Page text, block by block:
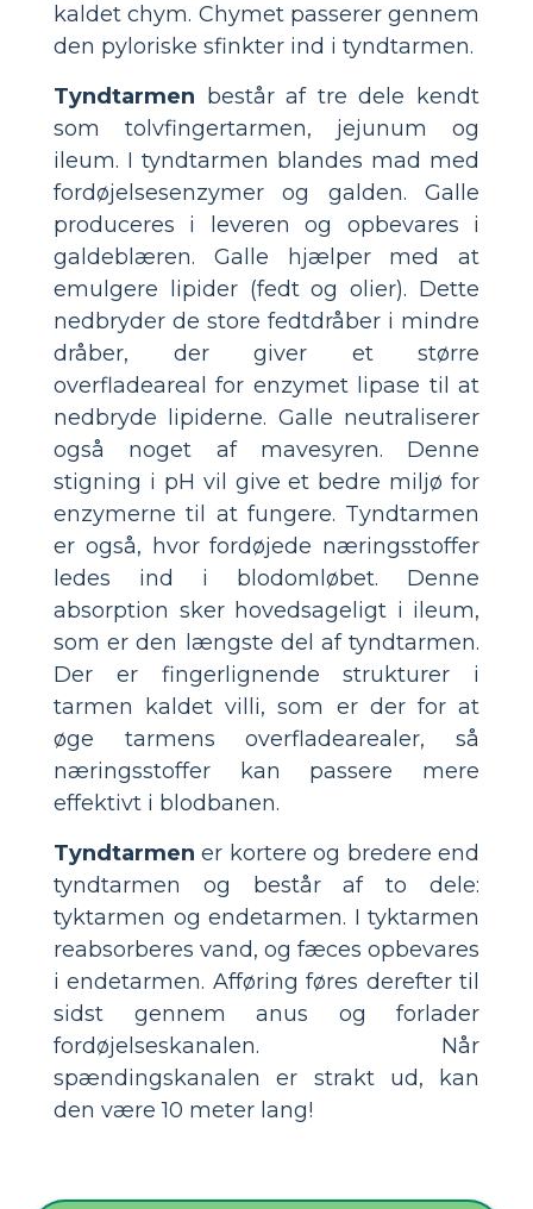
kaldet chym. Chymet passerer gennem
den pyloriske sfinkter ind i tyndtarmen.
Tyndtarmen består af tre dele kendt
som tolvfingertarmen, jejunum og
ileum. I tyndtarmen blandes mad med
fordøjelsesenzymer og galden. Galle
produceres i leveren og opbevares i
galdeblæren. Galle hjælper med at
emulgere lipider (fedt og olier). Dette
nedbryder de store fedtdråber i mindre
dråber, der giver et større
overfladeareal for enzymet lipase til at
nedbryde lipiderne. Galle neutraliserer
også noget af mavesyren. Denne
stigning i pH vil give et bedre miljø for
enzymerne til at fungere. Tyndtarmen
er også, hvor fordøjede næringsstoffer
ledes ind i blodomløbet. Denne
absorption sker hovedsageligt i ileum,
som er den længste del af tyndtarmen.
Der er fingerlignende strukturer i
tarmen kaldet villi, som er der for at
øge tarmens overfladearealer, så
næringsstoffer kan passere mere
effektivt i blodbanen.
Tyndtarmen er kortere og bredere end
tyndtarmen og består af to dele:
tyktarmen og endetarmen. I tyktarmen
reabsorberes vand, og fæces opbevares
i endetarmen. Afføring føres derefter til
sidst gennem anus og forlader
fordøjelseskanalen. Når
spændingskanalen er strakt ud, kan
den være 10 meter lang!